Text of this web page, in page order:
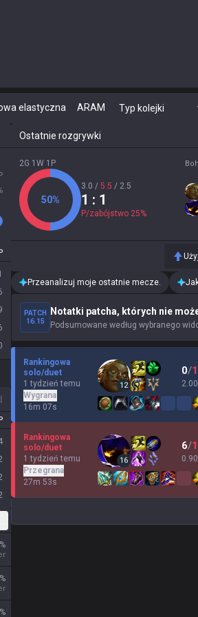
elastyczna ARAM Typ kolejki
P
%
%
%
Ostatnie rozgrywki
2G 1W 1P
50%
3.0 / 5.5 / 2.5
1 : 1
P/zabójstwo 25%
Użyj
Przeanalizuj moje ostatnie mecze.
PATCH
16.15
Notatki patcha, których nie
Podsumowane według wybranego
Rankingowa
solo/duet
1 tydzień temu
Wygrana
16m 07s
12
0/1
Rankingowa
solo/duet
1 tydzień temu
Przegrana
27m 53s
16
6/